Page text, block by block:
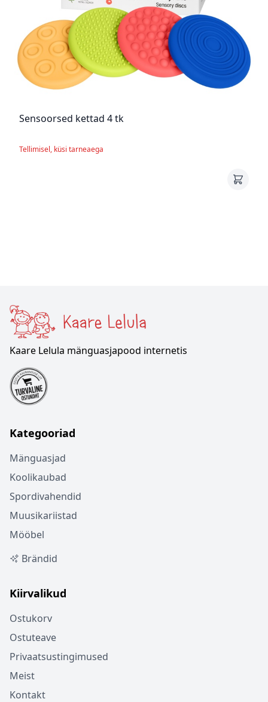
Sensoorsed kettad 4 tk
Tellimisel, küsi tarneaega
Kaare Lelula mänguasjapood internetis
Kategooriad
Mänguasjad
Koolikaubad
Spordivahendid
Muusikariistad
Mööbel
Brändid
Kiirvalikud
Ostukorv
Ostuteave
Privaatsustingimused
Meist
Kontakt